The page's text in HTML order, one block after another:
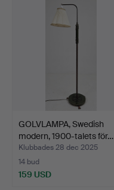
GOLVLAMPA, Swedish
modern, 1900-talets för…
Klubbades 28 dec 2025
14 bud
159 USD